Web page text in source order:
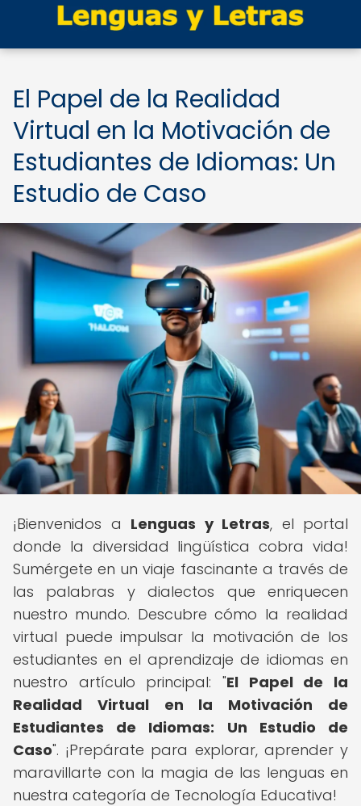
El Papel de la Realidad
Virtual en la Motivación de
Estudiantes de Idiomas: Un
Estudio de Caso
¡Bienvenidos a Lenguas y Letras, el portal
donde la diversidad lingüística cobra vida!
Sumérgete en un viaje fascinante a través de
las palabras y dialectos que enriquecen
nuestro mundo. Descubre cómo la realidad
virtual puede impulsar la motivación de los
estudiantes en el aprendizaje de idiomas en
nuestro artículo principal: "El Papel de la
Realidad Virtual en la Motivación de
Estudiantes de Idiomas: Un Estudio de
Caso". ¡Prepárate para explorar, aprender y
maravillarte con la magia de las lenguas en
nuestra categoría de Tecnología Educativa!